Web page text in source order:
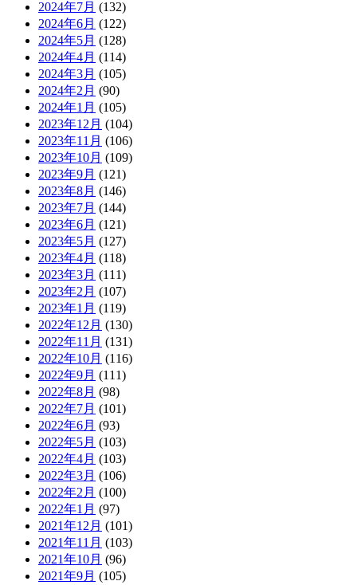
2024年7月 (132)
2024年6月 (122)
2024年5月 (128)
2024年4月 (114)
2024年3月 (105)
2024年2月 (90)
2024年1月 (105)
2023年12月 (104)
2023年11月 (106)
2023年10月 (109)
2023年9月 (121)
2023年8月 (146)
2023年7月 (144)
2023年6月 (121)
2023年5月 (127)
2023年4月 (118)
2023年3月 (111)
2023年2月 (107)
2023年1月 (119)
2022年12月 (130)
2022年11月 (131)
2022年10月 (116)
2022年9月 (111)
2022年8月 (98)
2022年7月 (101)
2022年6月 (93)
2022年5月 (103)
2022年4月 (103)
2022年3月 (106)
2022年2月 (100)
2022年1月 (97)
2021年12月 (101)
2021年11月 (103)
2021年10月 (96)
2021年9月 (105)